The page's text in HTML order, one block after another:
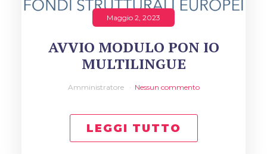
Maggio 2, 2023
AVVIO MODULO PON IO
MULTILINGUE
Amministratore Nessun commento
LEGGI TUTTO